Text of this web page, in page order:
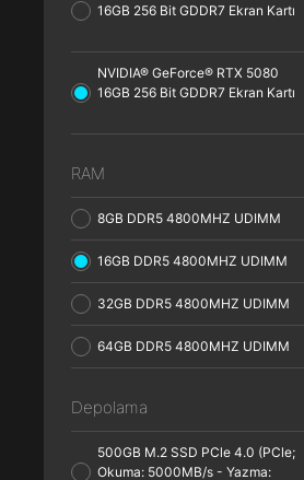
16GB 256 Bit GDDR7 Ekran Kartı
NVIDIA® GeForce® RTX 5080
16GB 256 Bit GDDR7 Ekran Kartı
RAM
8GB DDR5 4800MHZ UDIMM
16GB DDR5 4800MHZ UDIMM
32GB DDR5 4800MHZ UDIMM
64GB DDR5 4800MHZ UDIMM
Depolama
500GB M.2 SSD PCle 4.0 (PCle;
Okuma: 5000MB/s - Yazma: